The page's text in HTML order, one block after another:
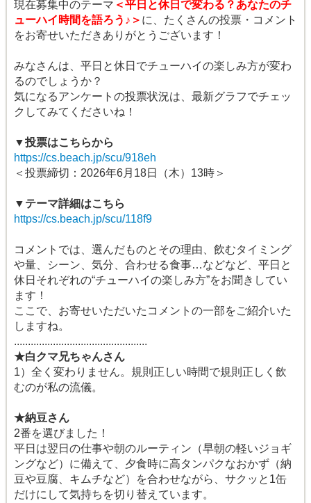
現在募集中のテーマ ＜平日と休日で変わる？あなたのチ
ューハイ時間を語ろう♪＞ に、たくさんの投票・コメント
をお寄せいただきありがとうございます！
みなさんは、平日と休日でチューハイの楽しみ方が変わ
るのでしょうか？
気になるアンケートの投票状況は、最新グラフでチェッ
クしてみてくださいね！
▼投票はこちらから
https://cs.beach.jp/scu/918eh
＜投票締切：2026年6月18日（木）13時＞
▼テーマ詳細はこちら
https://cs.beach.jp/scu/118f9
コメントでは、選んだものとその理由、飲むタイミング
や量、シーン、気分、合わせる食事…などなど、平日と
休日それぞれの“チューハイの楽しみ方”をお聞きしてい
ます！
ここで、お寄せいただいたコメントの一部をご紹介いた
しますね。
................................................
★白クマ兄ちゃんさん
1）全く変わりません。規則正しい時間で規則正しく飲
むのが私の流儀。
★納豆さん
2番を選びました！
平日は翌日の仕事や朝のルーティン（早朝の軽いジョギ
ングなど）に備えて、夕食時に高タンパクなおかず（納
豆や豆腐、キムチなど）を合わせながら、サクッと1缶
だけにして気持ちを切り替えています。